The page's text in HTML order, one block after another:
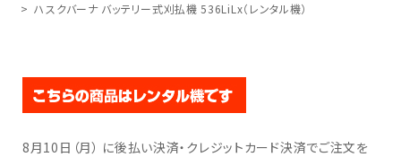
ハスクバーナ バッテリー式刈払機 536LiLx（レンタル機）
8月10日（月） に後払い決済・クレジットカード決済でご注文を